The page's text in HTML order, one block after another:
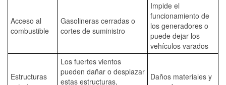
Acceso al
combustible
Gasolineras cerradas o
cortes de suministro
Impide el
funcionamiento de
los generadores o
puede dejar los
vehículos varados
Estructuras
Los fuertes vientos
pueden dañar o desplazar
estas estructuras,
Daños materiales y